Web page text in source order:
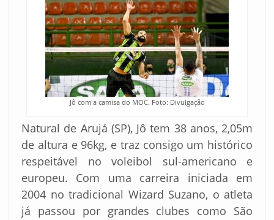
Jô com a camisa do MOC. Foto: Divulgação
Natural de Arujá (SP), Jô tem 38 anos, 2,05m
de altura e 96kg, e traz consigo um histórico
respeitável no voleibol sul-americano e
europeu. Com uma carreira iniciada em
2004 no tradicional Wizard Suzano, o atleta
já passou por grandes clubes como São